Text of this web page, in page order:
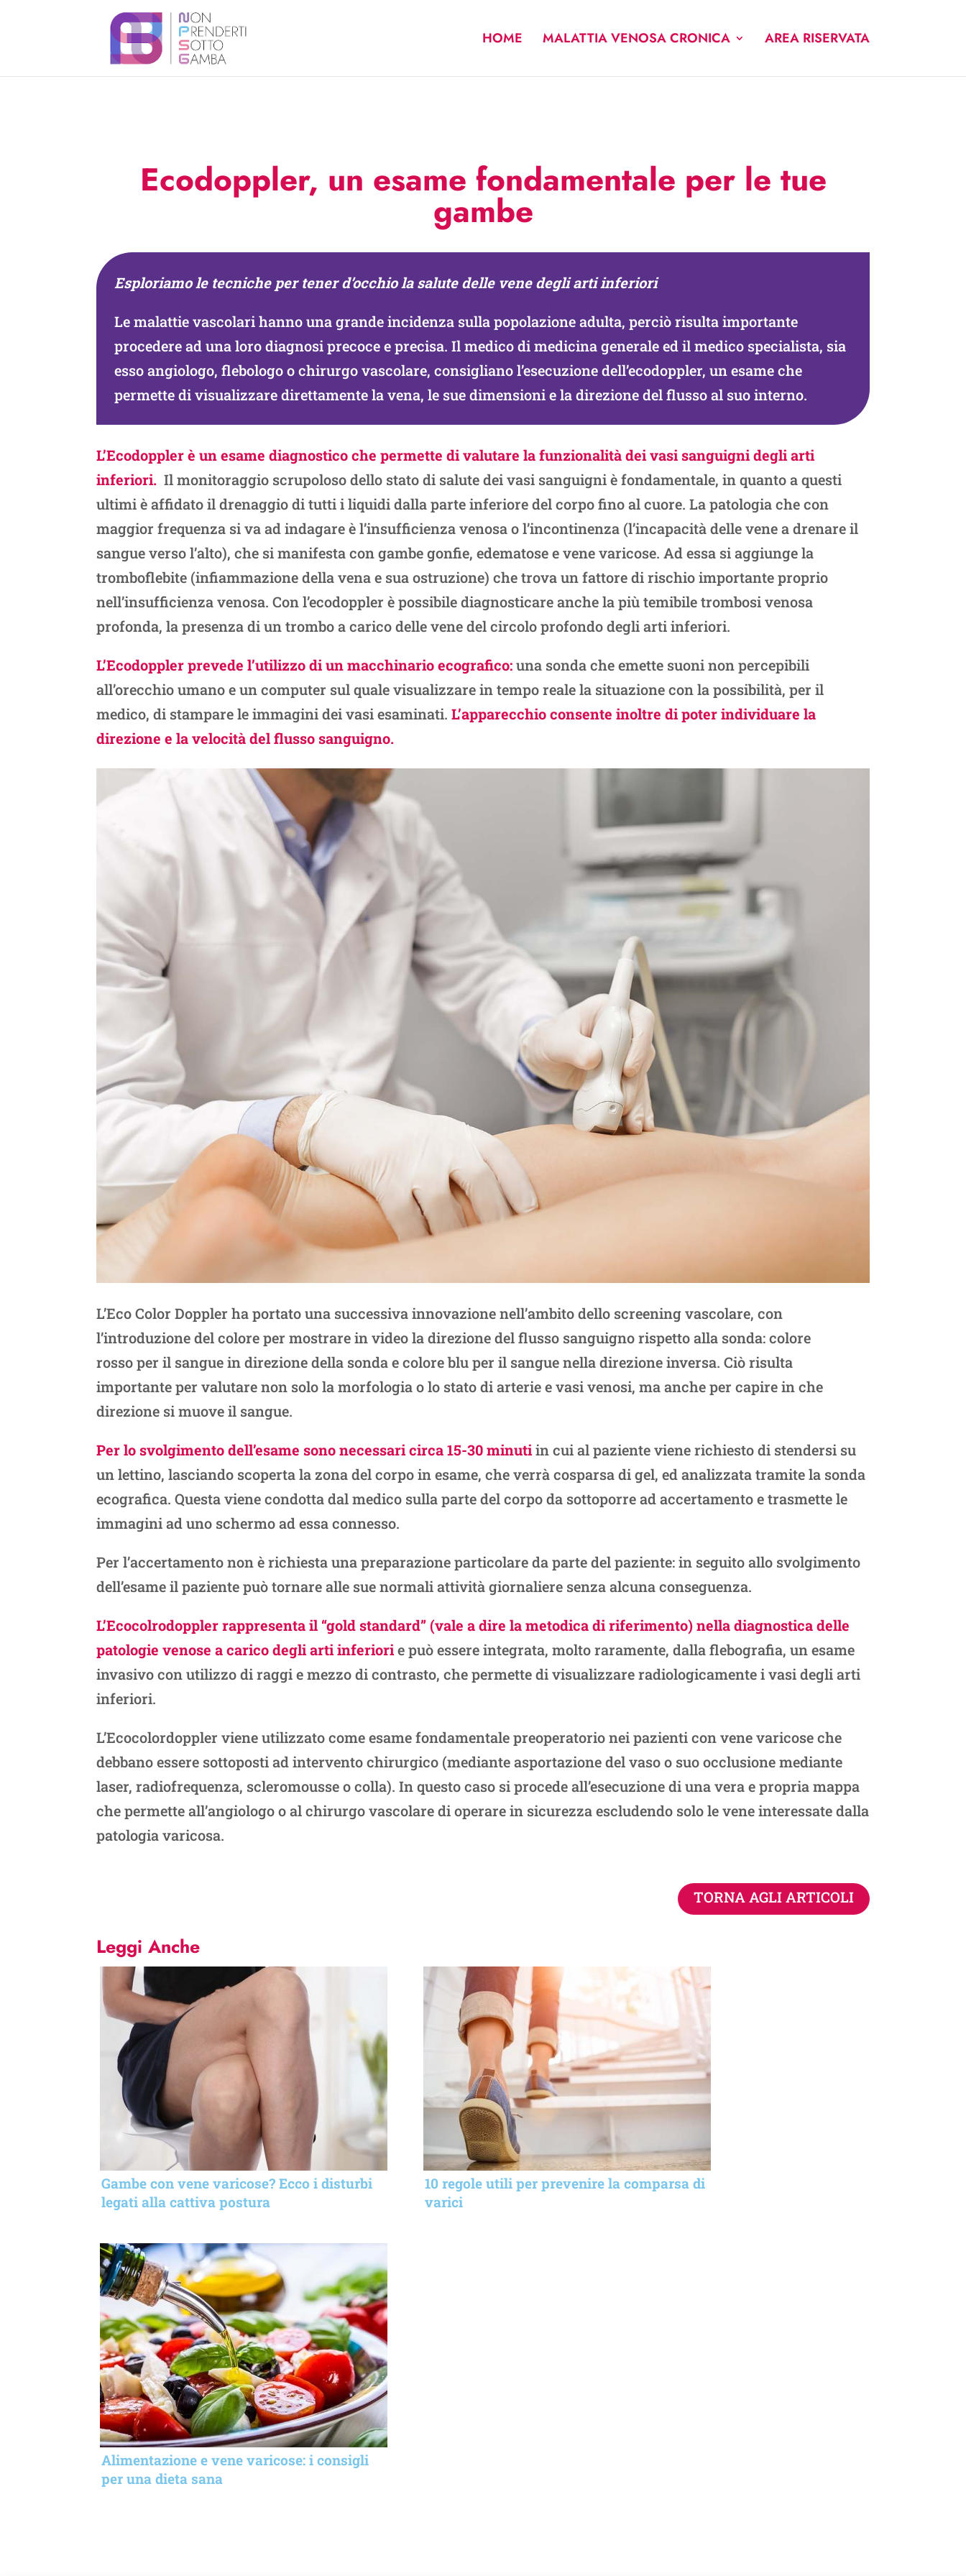
HOME MALATTIA VENOSA CRONICA AREA RISERVATA
Ecodoppler, un esame fondamentale per le tue
gambe
Esploriamo le tecniche per tener d’occhio la salute delle vene degli arti inferiori
Le malattie vascolari hanno una grande incidenza sulla popolazione adulta, perciò risulta importante
procedere ad una loro diagnosi precoce e precisa. Il medico di medicina generale ed il medico specialista, sia
esso angiologo, flebologo o chirurgo vascolare, consigliano l’esecuzione dell’ecodoppler, un esame che
permette di visualizzare direttamente la vena, le sue dimensioni e la direzione del flusso al suo interno.
L’Ecodoppler è un esame diagnostico che permette di valutare la funzionalità dei vasi sanguigni degli arti
inferiori. Il monitoraggio scrupoloso dello stato di salute dei vasi sanguigni è fondamentale, in quanto a questi
ultimi è affidato il drenaggio di tutti i liquidi dalla parte inferiore del corpo fino al cuore. La patologia che con
maggior frequenza si va ad indagare è l’insufficienza venosa o l’incontinenza (l’incapacità delle vene a drenare il
sangue verso l’alto), che si manifesta con gambe gonfie, edematose e vene varicose. Ad essa si aggiunge la
tromboflebite (infiammazione della vena e sua ostruzione) che trova un fattore di rischio importante proprio
nell’insufficienza venosa. Con l’ecodoppler è possibile diagnosticare anche la più temibile trombosi venosa
profonda, la presenza di un trombo a carico delle vene del circolo profondo degli arti inferiori.
L’Ecodoppler prevede l’utilizzo di un macchinario ecografico:una sonda che emette suoni non percepibili
all’orecchio umano e un computer sul quale visualizzare in tempo reale la situazione con la possibilità, per il
medico, di stampare le immagini dei vasi esaminati.L’apparecchio consente inoltre di poter individuare la
direzione e la velocità del flusso sanguigno.
L’Eco Color Doppler ha portato una successiva innovazione nell’ambito dello screening vascolare, con
l’introduzione del colore per mostrare in video la direzione del flusso sanguigno rispetto alla sonda: colore
rosso per il sangue in direzione della sonda e colore blu per il sangue nella direzione inversa. Ciò risulta
importante per valutare non solo la morfologia o lo stato di arterie e vasi venosi, ma anche per capire in che
direzione si muove il sangue.
Per lo svolgimento dell’esame sono necessari circa 15-30 minutiin cui al paziente viene richiesto di stendersi su
un lettino, lasciando scoperta la zona del corpo in esame, che verrà cosparsa di gel, ed analizzata tramite la sonda
ecografica. Questa viene condotta dal medico sulla parte del corpo da sottoporre ad accertamento e trasmette le
immagini ad uno schermo ad essa connesso.
Per l’accertamento non è richiesta una preparazione particolare da parte del paziente: in seguito allo svolgimento
dell’esame il paziente può tornare alle sue normali attività giornaliere senza alcuna conseguenza.
L’Ecocolrodoppler rappresenta il “gold standard” (vale a dire la metodica di riferimento) nella diagnostica delle
patologie venose a carico degli arti inferiorie può essere integrata, molto raramente, dalla flebografia, un esame
invasivo con utilizzo di raggi e mezzo di contrasto, che permette di visualizzare radiologicamente i vasi degli arti
inferiori.
L’Ecocolordoppler viene utilizzato come esame fondamentale preoperatorio nei pazienti con vene varicose che
debbano essere sottoposti ad intervento chirurgico (mediante asportazione del vaso o suo occlusione mediante
laser, radiofrequenza, scleromousse o colla). In questo caso si procede all’esecuzione di una vera e propria mappa
che permette all’angiologo o al chirurgo vascolare di operare in sicurezza escludendo solo le vene interessate dalla
patologia varicosa.
TORNA AGLI ARTICOLI
Leggi Anche
Gambe con vene varicose? Ecco i disturbi
legati alla cattiva postura
10 regole utili per prevenire la comparsa di
varici
Alimentazione e vene varicose: i consigli
per una dieta sana